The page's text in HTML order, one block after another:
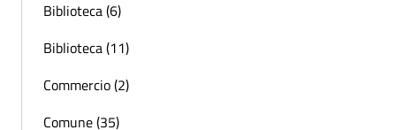
Biblioteca (6)
Biblioteca (11)
Commercio (2)
Comune (35)